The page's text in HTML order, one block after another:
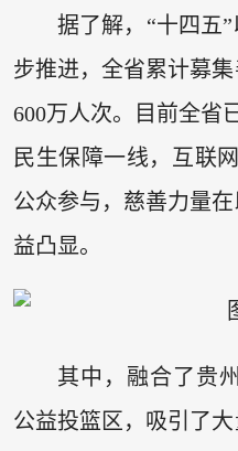
据了解，“十四五
步推进，全省累计募
600万人次。目前全省
民生保障一线，互联
公众参与，慈善力量
益凸显。
其中，融合了贵
公益投篮区，吸引了